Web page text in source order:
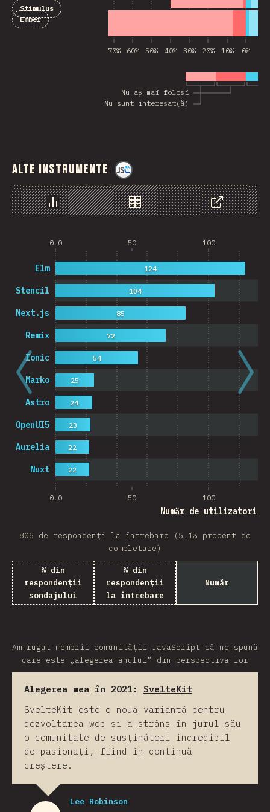
Nu sunt interesat(ă)
Nu aș mai folosi
70% 60% 50% 40% 30% 20% 10% 0%
Stimulus
Ember
Alte instrumente
Grafic Date Share
0.0 50 100
0.0 50 100
Număr de utilizatori
Nuxt
Aurelia
OpenUI5
Astro
Marko
Ionic
Remix
Next.js
Stencil
Elm
22
22
23
24
25
54
72
85
104
124
805 de respondenți la întrebare (5.1% procent de
completare)
% din
respondenții
sondajului
% din
respondenții
la întrebare
Număr
Am rugat membrii comunității JavaScript să ne spună
care este „alegerea anului” din perspectiva lor
Alegerea mea în 2021: SvelteKit
SvelteKit este o nouă variantă pentru
dezvoltarea web și a strâns în jurul său
o comunitate de susținători incredibil
de pasionați, fiind în continuă
creștere.
Lee Robinson